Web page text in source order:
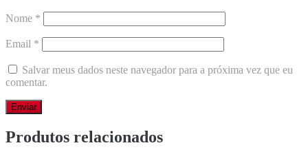
Nome *
Email *
Salvar meus dados neste navegador para a próxima vez que eu
comentar.
Produtos relacionados